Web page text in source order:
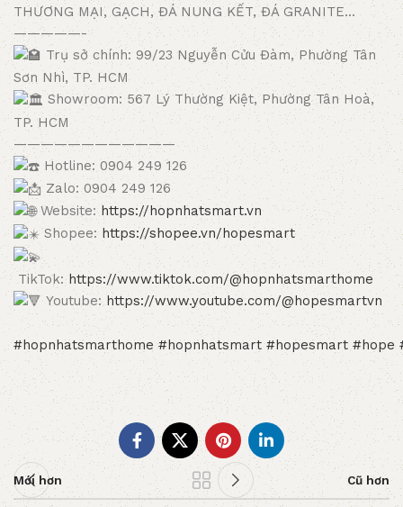
THƯƠNG MẠI, GẠCH, ĐÁ NUNG KẾT, ĐÁ GRANITE…
—————-
Trụ sở chính: 99/23 Nguyễn Cửu Đàm, Phường Tân
Sơn Nhì, TP. HCM
Showroom: 567 Lý Thường Kiệt, Phường Tân Hoà,
TP. HCM
————————————
Hotline: 0904 249 126
Zalo: 0904 249 126
Website:https://hopnhatsmart.vn
Shopee: https://shopee.vn/hopesmart
TikTok:https://www.tiktok.com/@hopnhatsmarthome
Youtube:https://www.youtube.com/@hopesmartvn
#hopnhatsmarthome #hopnhatsmart #hopesmart #hope
Mới hơn Cũ hơn